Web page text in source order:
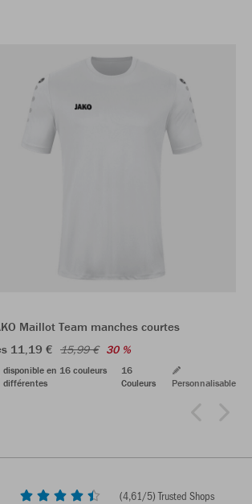
Maillot Team manches courtes
11,19 € 15,99 € 30 %
disponible en 16 couleurs
différentes
16
Couleurs
Personnalisable
(4,61/5) Trusted Shops